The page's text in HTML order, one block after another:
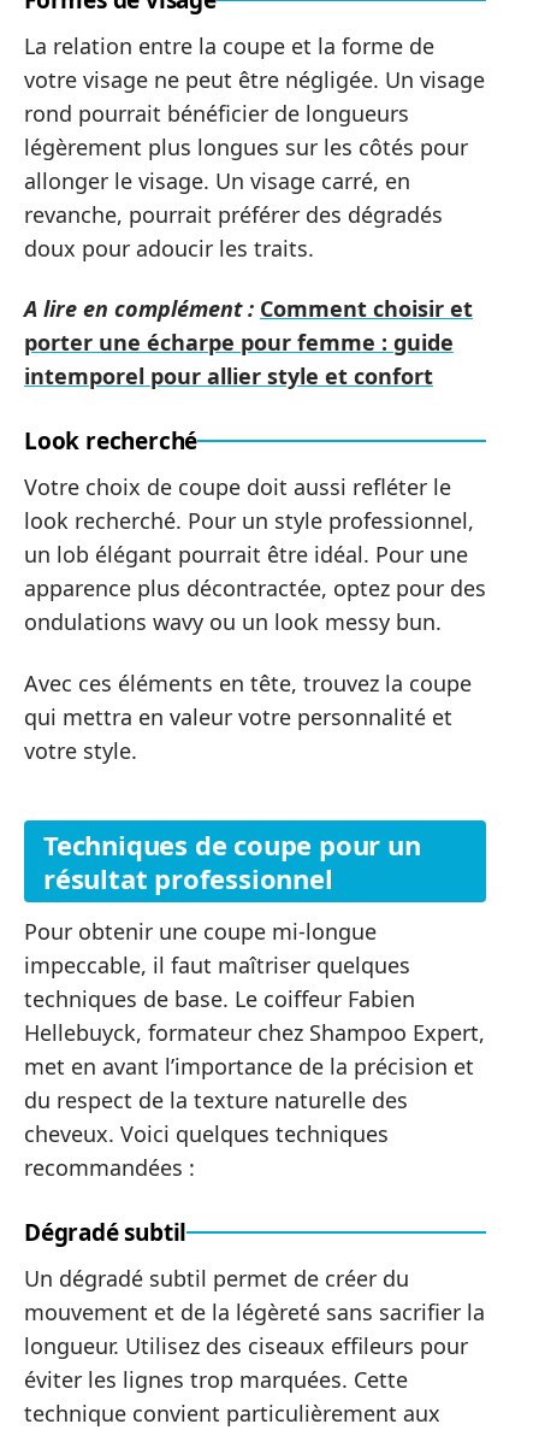
La relation entre la coupe et la forme de
votre visage ne peut être négligée. Un visage
rond pourrait bénéficier de longueurs
légèrement plus longues sur les côtés pour
allonger le visage. Un visage carré, en
revanche, pourrait préférer des dégradés
doux pour adoucir les traits.
A lire en complément : Comment choisir et
porter une écharpe pour femme : guide
intemporel pour allier style et confort
Look recherché
Votre choix de coupe doit aussi refléter le
look recherché. Pour un style professionnel,
un lob élégant pourrait être idéal. Pour une
apparence plus décontractée, optez pour des
ondulations wavy ou un look messy bun.
Avec ces éléments en tête, trouvez la coupe
qui mettra en valeur votre personnalité et
votre style.
Techniques de coupe pour un
résultat professionnel
Pour obtenir une coupe mi-longue
impeccable, il faut maîtriser quelques
techniques de base. Le coiffeur Fabien
Hellebuyck, formateur chez Shampoo Expert,
met en avant l’importance de la précision et
du respect de la texture naturelle des
cheveux. Voici quelques techniques
recommandées :
Dégradé subtil
Un dégradé subtil permet de créer du
mouvement et de la légèreté sans sacrifier la
longueur. Utilisez des ciseaux effileurs pour
éviter les lignes trop marquées. Cette
technique convient particulièrement aux